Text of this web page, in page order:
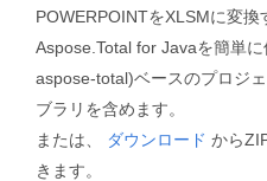
POWERPOINTをXLSMに変換
Aspose.Total for Javaを簡単
aspose-total)ベースのプロジ
ブラリを含めます。
または、
ダウンロード から
きます。